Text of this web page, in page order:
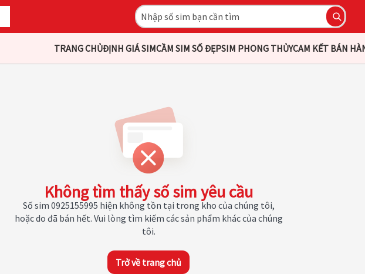
TRANG CHỦĐỊNH GIÁ SIMCẦM SIM SỐ ĐẸPSIM PHONG THỦYCAM KẾT BÁN
Không tìm thấy số sim yêu cầu
Số sim 0925155995 hiện không tồn tại trong kho của chúng tôi,
hoặc do đã bán hết. Vui lòng tìm kiếm các sản phẩm khác của chúng
tôi.
Trở về trang chủ